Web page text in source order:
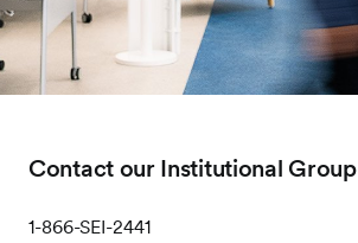
Contact our Institutional Group
1-866-SEI-2441